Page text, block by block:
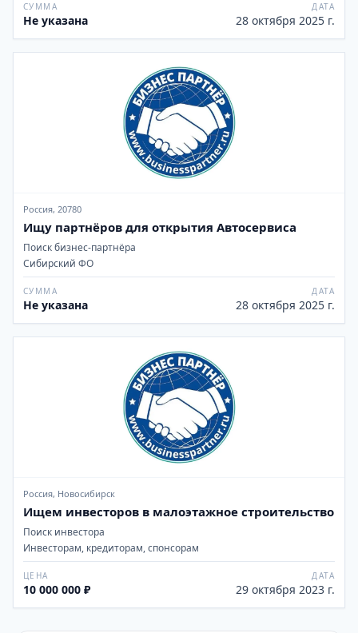
СУММА
Не указана
ДАТА
28 октября 2025 г.
Россия, 20780
Ищу партнёров для открытия Автосервиса
Поиск бизнес-партнёра
Сибирский ФО
СУММА
Не указана
ДАТА
28 октября 2025 г.
Россия, Новосибирск
Ищем инвесторов в малоэтажное строительство
Поиск инвестора
Инвесторам, кредиторам, спонсорам
ЦЕНА
10 000 000 ₽
ДАТА
29 октября 2023 г.